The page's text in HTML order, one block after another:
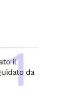
il
da